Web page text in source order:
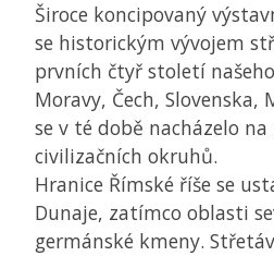
Široce koncipovaný
se historickým vývojem
prvních čtyř století
Moravy, Čech, Slovenska,
se v té době nacházelo
civilizačních okruhů.
Hranice Římské říše se
Dunaje, zatímco oblasti
germánské kmeny.